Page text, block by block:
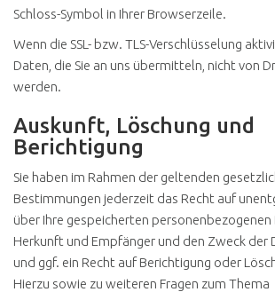
Schloss-Symbol in Ihrer Browserzeile.
Wenn die SSL- bzw. TLS-Verschlüsselung
Daten, die Sie an uns übermitteln, nicht von
werden.
Auskunft, Löschung und
Berichtigung
Sie haben im Rahmen der geltenden
Bestimmungen jederzeit das Recht auf
über Ihre gespeicherten personenbezogenen
Herkunft und Empfänger und den Zweck der
und ggf. ein Recht auf Berichtigung oder
Hierzu sowie zu weiteren Fragen zum Thema